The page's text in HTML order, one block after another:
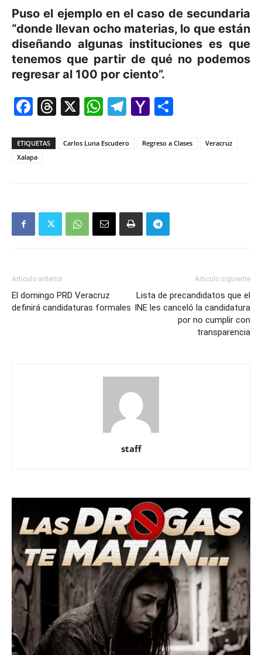
Puso el ejemplo en el caso de secundaria
“donde llevan ocho materias, lo que están
diseñando algunas instituciones es que
tenemos que partir de qué no podemos
regresar al 100 por ciento”.
Facebook
Threads
X WhatsApp
Telegram
Yahoo
ETIQUETAS Carlos Luna Escudero Regreso a Clases
Veracruz
Xalapa
Artículo anterior
El domingo PRD Veracruz
definirá candidaturas formales
Artículo siguiente
Lista de precandidatos que el
INE les canceló la candidatura
por no cumplir con
transparencia
staff